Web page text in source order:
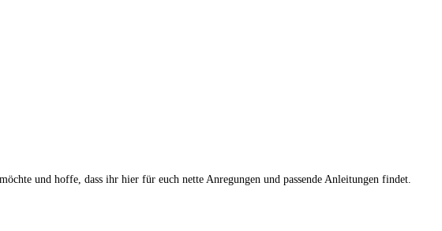
und hoffe, dass ihr hier für euch nette Anregungen und passende Anleitungen findet.